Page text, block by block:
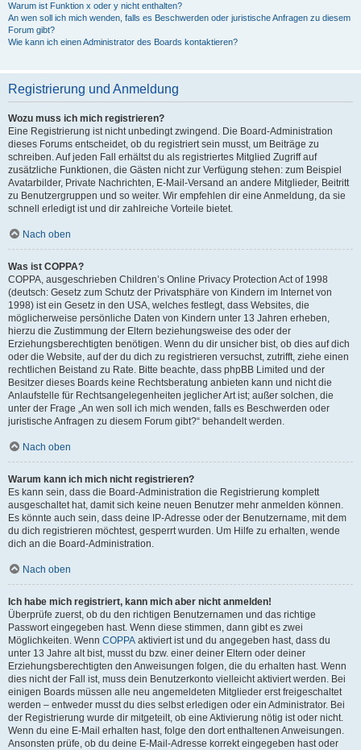
Warum ist Funktion x oder y nicht enthalten?
An wen soll ich mich wenden, falls es Beschwerden oder juristische Anfragen zu diesem
Forum gibt?
Wie kann ich einen Administrator des Boards kontaktieren?
Registrierung und Anmeldung
Wozu muss ich mich registrieren?
Eine Registrierung ist nicht unbedingt zwingend. Die Board-Administration
dieses Forums entscheidet, ob du registriert sein musst, um Beiträge zu
schreiben. Auf jeden Fall erhältst du als registriertes Mitglied Zugriff auf
zusätzliche Funktionen, die Gästen nicht zur Verfügung stehen: zum Beispiel
Avatarbilder, Private Nachrichten, E-Mail-Versand an andere Mitglieder, Beitritt
zu Benutzergruppen und so weiter. Wir empfehlen dir eine Anmeldung, da sie
schnell erledigt ist und dir zahlreiche Vorteile bietet.
Nach oben
Was ist COPPA?
COPPA, ausgeschrieben Children’s Online Privacy Protection Act of 1998
(deutsch: Gesetz zum Schutz der Privatsphäre von Kindern im Internet von
1998) ist ein Gesetz in den USA, welches festlegt, dass Websites, die
möglicherweise persönliche Daten von Kindern unter 13 Jahren erheben,
hierzu die Zustimmung der Eltern beziehungsweise des oder der
Erziehungsberechtigten benötigen. Wenn du dir unsicher bist, ob dies auf dich
oder die Website, auf der du dich zu registrieren versuchst, zutrifft, ziehe einen
rechtlichen Beistand zu Rate. Bitte beachte, dass phpBB Limited und der
Besitzer dieses Boards keine Rechtsberatung anbieten kann und nicht die
Anlaufstelle für Rechtsangelegenheiten jeglicher Art ist; außer solchen, die
unter der Frage „An wen soll ich mich wenden, falls es Beschwerden oder
juristische Anfragen zu diesem Forum gibt?“ behandelt werden.
Nach oben
Warum kann ich mich nicht registrieren?
Es kann sein, dass die Board-Administration die Registrierung komplett
ausgeschaltet hat, damit sich keine neuen Benutzer mehr anmelden können.
Es könnte auch sein, dass deine IP-Adresse oder der Benutzername, mit dem
du dich registrieren möchtest, gesperrt wurden. Um Hilfe zu erhalten, wende
dich an die Board-Administration.
Nach oben
Ich habe mich registriert, kann mich aber nicht anmelden!
Überprüfe zuerst, ob du den richtigen Benutzernamen und das richtige
Passwort eingegeben hast. Wenn diese stimmen, dann gibt es zwei
Möglichkeiten. Wenn COPPA aktiviert ist und du angegeben hast, dass du
unter 13 Jahre alt bist, musst du bzw. einer deiner Eltern oder deiner
Erziehungsberechtigten den Anweisungen folgen, die du erhalten hast. Wenn
dies nicht der Fall ist, muss dein Benutzerkonto vielleicht aktiviert werden. Bei
einigen Boards müssen alle neu angemeldeten Mitglieder erst freigeschaltet
werden – entweder musst du dies selbst erledigen oder ein Administrator. Bei
der Registrierung wurde dir mitgeteilt, ob eine Aktivierung nötig ist oder nicht.
Wenn du eine E-Mail erhalten hast, folge den dort enthaltenen Anweisungen.
Ansonsten prüfe, ob du deine E-Mail-Adresse korrekt eingegeben hast oder